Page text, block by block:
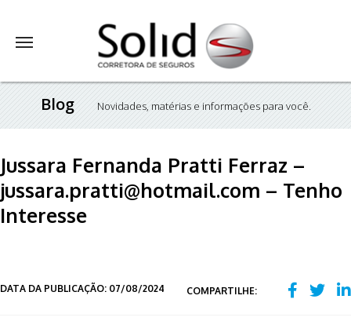
Blog Novidades, matérias e informações para você.
Jussara Fernanda Pratti Ferraz –
jussara.pratti@hotmail.com – Tenho
Interesse
DATA DA PUBLICAÇÃO: 07/08/2024 COMPARTILHE: